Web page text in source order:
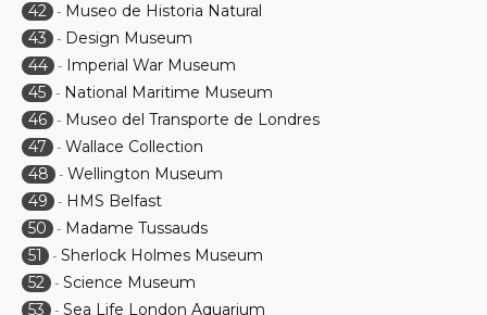
42 - Museo de Historia Natural
43
- Design Museum
44 - Imperial War Museum
45 - National Maritime Museum
46 - Museo del Transporte de Londres
47
- Wallace Collection
48
- Wellington Museum
49
- HMS Belfast
50
- Madame Tussauds
51
- Sherlock Holmes Museum
52 - Science Museum
53
- Sea Life London Aquarium